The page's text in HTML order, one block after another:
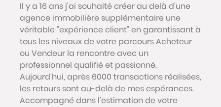
Il y a 16 ans j'ai souhaité créer au delà d'une
agence immobilière supplémentaire une
véritable "expérience client" en garantissant à
tous les niveaux de votre parcours Acheteur
ou Vendeur la rencontre avec un
professionnel qualifié et passionné.
Aujourd'hui, après 6000 transactions réalisées,
les retours sont au-delà de mes espérances.
Accompagné dans l'estimation de votre